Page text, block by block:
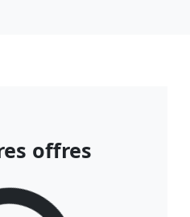
offres